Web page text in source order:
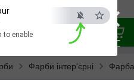
×
ESC
to enable
Фарби інтер'єрні